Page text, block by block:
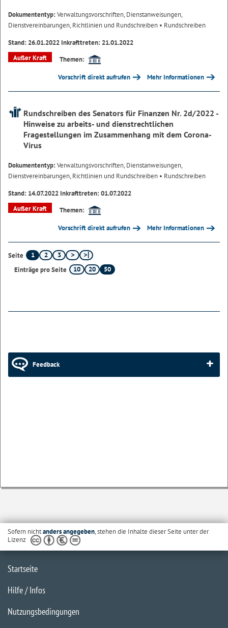
Dokumententyp:Verwaltungsvorschriften, Dienstanweisungen,
Dienstvereinbarungen, Richtlinien und Rundschreiben • Rundschreiben
Stand: 26.01.2022 Inkrafttreten: 21.01.2022
Außer Kraft
Themen:
Vorschrift direkt aufrufen Mehr Informationen
Rundschreiben des Senators für Finanzen Nr. 2d/2022 -
Hinweise zu arbeits- und dienstrechtlichen
Fragestellungen im Zusammenhang mit dem Corona-
Virus
Dokumententyp:Verwaltungsvorschriften, Dienstanweisungen,
Dienstvereinbarungen, Richtlinien und Rundschreiben • Rundschreiben
Stand: 14.07.2022 Inkrafttreten: 01.07.2022
Außer Kraft
Themen:
Vorschrift direkt aufrufen Mehr Informationen
Seite 1 2
3
Einträge pro Seite
10 20 50
Feedback
Sofern nichtanders angegeben, stehen die Inhalte dieser Seite unter der
Lizenz
Startseite
Hilfe / Infos
Nutzungsbedingungen